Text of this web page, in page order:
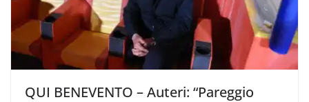
QUI BENEVENTO – Auteri: “Pareggio